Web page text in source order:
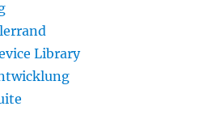
Library